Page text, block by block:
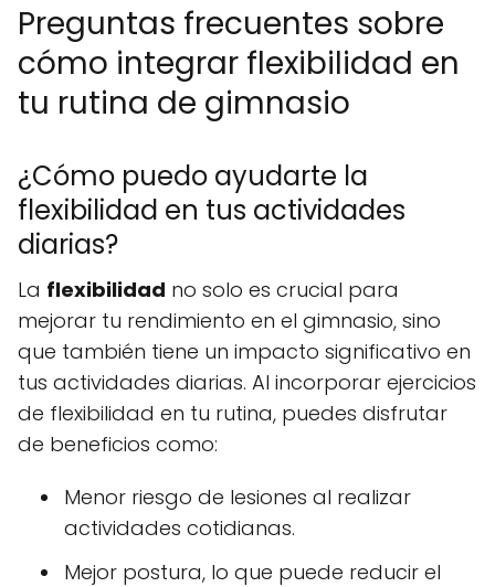
Preguntas frecuentes sobre
cómo integrar flexibilidad en
tu rutina de gimnasio
¿Cómo puedo ayudarte la
flexibilidad en tus actividades
diarias?
La flexibilidad no solo es crucial para
mejorar tu rendimiento en el gimnasio, sino
que también tiene un impacto significativo en
tus actividades diarias. Al incorporar ejercicios
de flexibilidad en tu rutina, puedes disfrutar
de beneficios como:
Menor riesgo de lesiones al realizar
actividades cotidianas.
Mejor postura, lo que puede reducir el